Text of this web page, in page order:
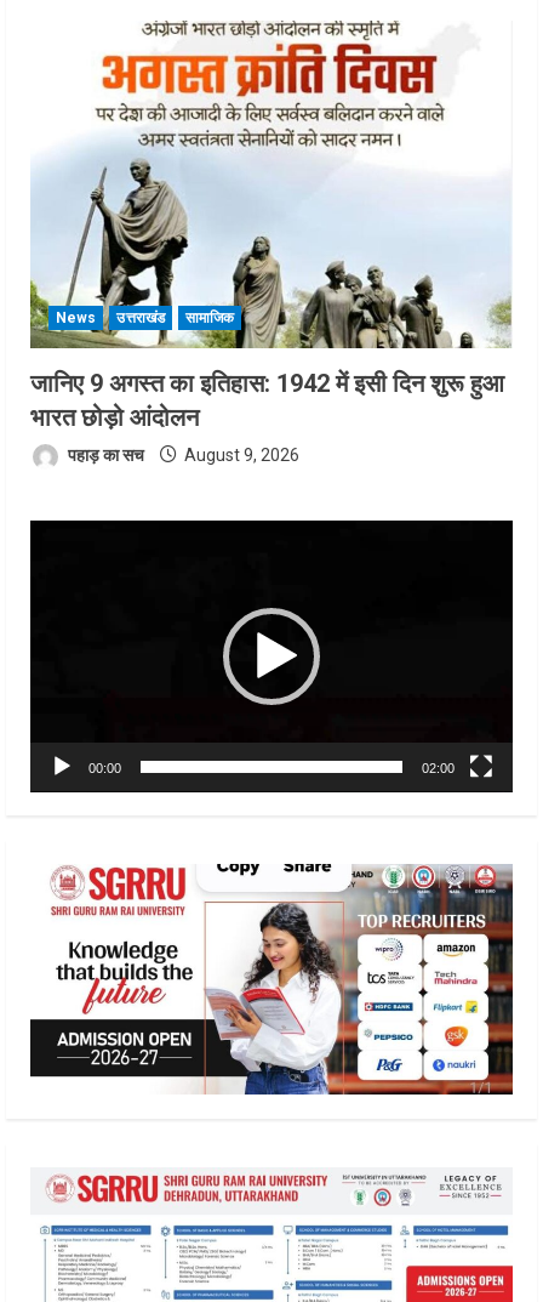
News उत्तराखंड सामाजिक
जानिए 9 अगस्त का इतिहास: 1942 में इसी दिन शुरू हुआ
भारत छोड़ो आंदोलन
पहाड़ का सच August 9, 2026
00:00 02:00